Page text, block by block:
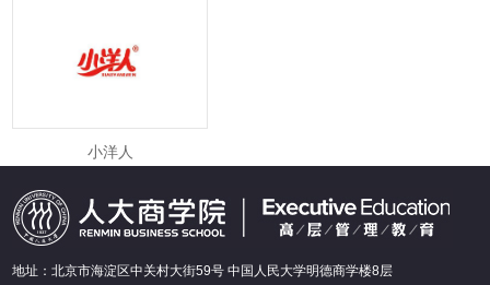
小洋人
地址：北京市海淀区中关村大街59号 中国人民大学明德商学楼8层